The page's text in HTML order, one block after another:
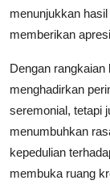
menunjukkan
memberikan
Dengan
menghadirkan
seremonial, tetapi
menumbuhkan
kepedulian
membuka ruang